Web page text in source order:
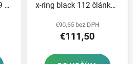
5
x-ring black 112 článkov
€90,65 bez DPH
€111,50